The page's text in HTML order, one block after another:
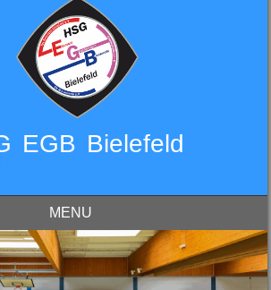
EGB Bielefeld
MENU